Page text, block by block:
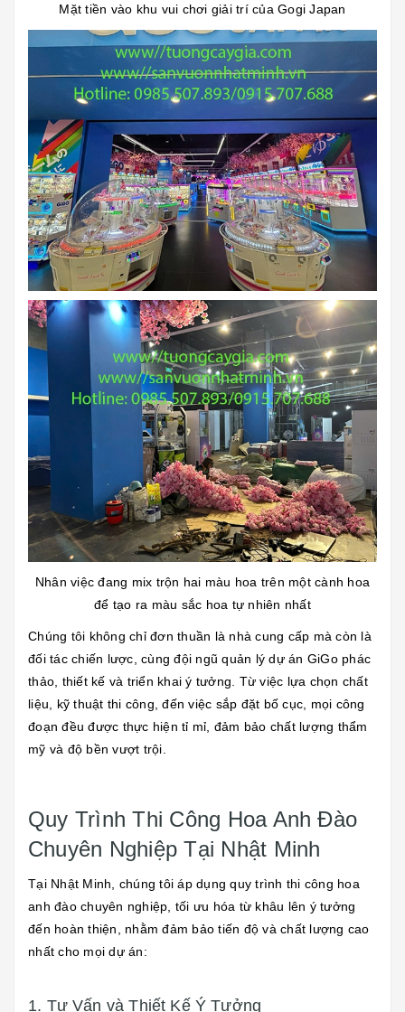
Mặt tiền vào khu vui chơi giải trí của Gogi Japan
Nhân việc đang mix trộn hai màu hoa trên một cành hoa
để tạo ra màu sắc hoa tự nhiên nhất
Chúng tôi không chỉ đơn thuần là nhà cung cấp mà còn là
đối tác chiến lược, cùng đội ngũ quản lý dự án GiGo phác
thảo, thiết kế và triển khai ý tưởng. Từ việc lựa chọn chất
liệu, kỹ thuật thi công, đến việc sắp đặt bố cục, mọi công
đoạn đều được thực hiện tỉ mỉ, đảm bảo chất lượng thẩm
mỹ và độ bền vượt trội.
Quy Trình Thi Công Hoa Anh Đào
Chuyên Nghiệp Tại Nhật Minh
Tại Nhật Minh, chúng tôi áp dụng quy trình thi công hoa
anh đào chuyên nghiệp, tối ưu hóa từ khâu lên ý tưởng
đến hoàn thiện, nhằm đảm bảo tiến độ và chất lượng cao
nhất cho mọi dự án:
1. Tư Vấn và Thiết Kế Ý Tưởng